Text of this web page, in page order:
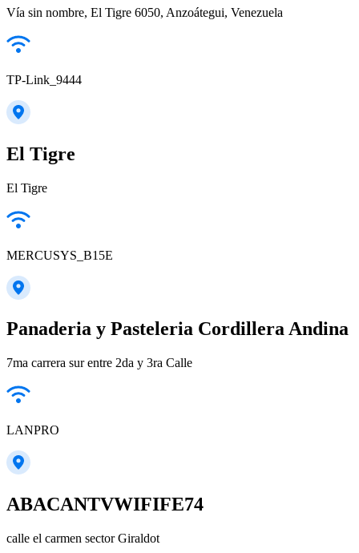
Vía sin nombre, El Tigre 6050, Anzoátegui, Venezuela
TP-Link_9444
El Tigre
El Tigre
MERCUSYS_B15E
Panaderia y Pasteleria Cordillera Andina
7ma carrera sur entre 2da y 3ra Calle
LANPRO
ABACANTVWIFIFE74
calle el carmen sector Giraldot